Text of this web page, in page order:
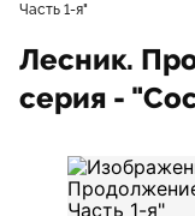
Часть 1-я"
Лесник.
серия -